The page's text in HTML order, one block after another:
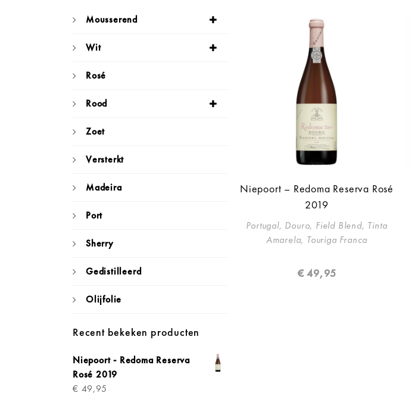
Mousserend
Wit
Rosé
Rood
Zoet
Versterkt
Madeira
Port
Sherry
Gedistilleerd
Olijfolie
Recent bekeken producten
Niepoort - Redoma Reserva
Rosé 2019
€ 49,95
Niepoort – Redoma Reserva Rosé
2019
Portugal, Douro, Field Blend, Tinta
Amarela, Touriga Franca
€49,95